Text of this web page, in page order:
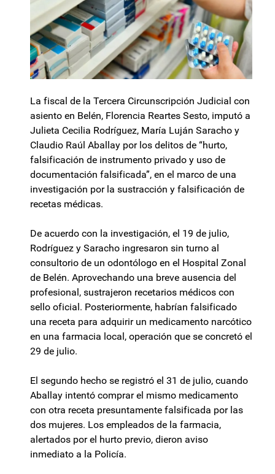
La fiscal de la Tercera Circunscripción Judicial con
asiento en Belén, Florencia Reartes Sesto, imputó a
Julieta Cecilia Rodríguez, María Luján Saracho y
Claudio Raúl Aballay por los delitos de “hurto,
falsificación de instrumento privado y uso de
documentación falsificada”, en el marco de una
investigación por la sustracción y falsificación de
recetas médicas.
De acuerdo con la investigación, el 19 de julio,
Rodríguez y Saracho ingresaron sin turno al
consultorio de un odontólogo en el Hospital Zonal
de Belén. Aprovechando una breve ausencia del
profesional, sustrajeron recetarios médicos con
sello oficial. Posteriormente, habrían falsificado
una receta para adquirir un medicamento narcótico
en una farmacia local, operación que se concretó el
29 de julio.
El segundo hecho se registró el 31 de julio, cuando
Aballay intentó comprar el mismo medicamento
con otra receta presuntamente falsificada por las
dos mujeres. Los empleados de la farmacia,
alertados por el hurto previo, dieron aviso
inmediato a la Policía.